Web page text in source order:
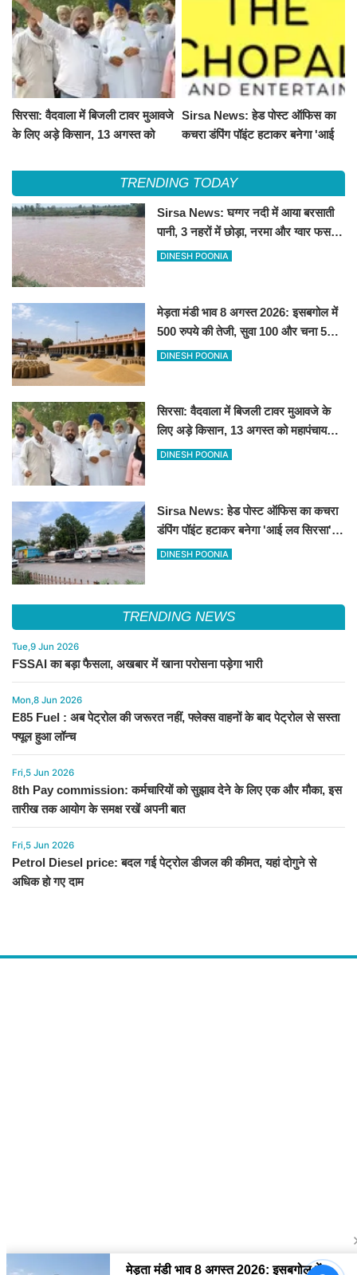
सिरसा: वैदवाला में बिजली टावर मुआवजे
के लिए अड़े किसान, 13 अगस्त को
Sirsa News: हेड पोस्ट ऑफिस का
कचरा डंपिंग पॉइंट हटाकर बनेगा 'आई
TRENDING TODAY
Sirsa News: घग्गर नदी में आया बरसाती
पानी, 3 नहरों में छोड़ा, नरमा और ग्वार फसल
को फायदा
DINESH POONIA
मेड़ता मंडी भाव 8 अगस्त 2026: इसबगोल में
500 रुपये की तेजी, सुवा 100 और चना 50
रूपए मंदे
DINESH POONIA
सिरसा: वैदवाला में बिजली टावर मुआवजे के
लिए अड़े किसान, 13 अगस्त को महापंचायत
का ऐलान
DINESH POONIA
Sirsa News: हेड पोस्ट ऑफिस का कचरा
डंपिंग पॉइंट हटाकर बनेगा 'आई लव सिरसा'
सेल्फी पॉइंट
DINESH POONIA
TRENDING NEWS
Tue,9 Jun 2026
FSSAI का बड़ा फैसला, अखबार में खाना परोसना पड़ेगा भारी
Mon,8 Jun 2026
E85 Fuel : अब पेट्रोल की जरूरत नहीं, फ्लेक्स वाहनों के बाद पेट्रोल से सस्ता
फ्यूल हुआ लॉन्च
Fri,5 Jun 2026
8th Pay commission: कर्मचारियों को सुझाव देने के लिए एक और मौका, इस
तारीख तक आयोग के समक्ष रखें अपनी बात
Fri,5 Jun 2026
Petrol Diesel price: बदल गई पेट्रोल डीजल की कीमत, यहां दोगुने से
अधिक हो गए दाम
Follow Us